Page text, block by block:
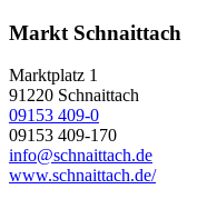
Markt Schnaittach
Marktplatz 1
91220 Schnaittach
09153 409-0
09153 409-170
info@schnaittach.de
www.schnaittach.de/